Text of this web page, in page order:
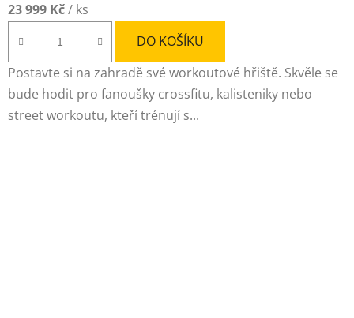
produktu
4,5
z
5
hvězdiček.
23 999 Kč/ ks
DO KOŠÍKU
Postavte si na zahradě své workoutové hřiště. Skvěle se
bude hodit pro fanoušky crossfitu, kalisteniky nebo
street workoutu, kteří trénují s...